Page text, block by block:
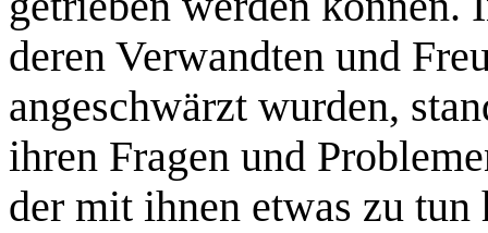
deren Verwandten und
angeschwärzt wurden,
ihren Fragen und
der mit ihnen etwas zu tun